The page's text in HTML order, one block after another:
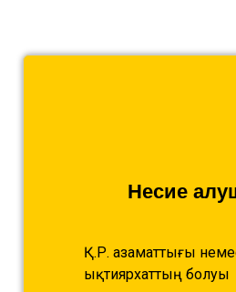
Несие
Қ.Р. азаматтығы
ықтиярхаттың болуы